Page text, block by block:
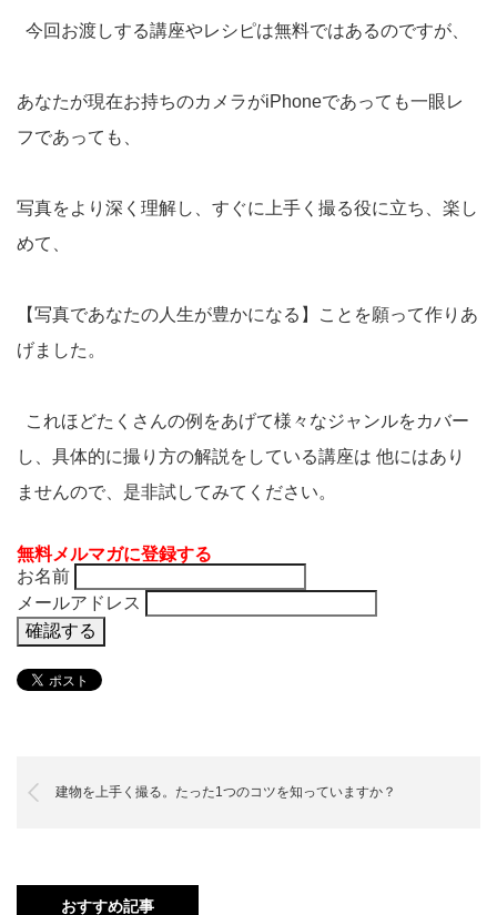
今回お渡しする講座やレシピは無料ではあるのですが、
あなたが現在お持ちのカメラがiPhoneであっても一眼レ
フであっても、
写真をより深く理解し、すぐに上手く撮る役に立ち、楽し
めて、
【写真であなたの人生が豊かになる】ことを願って作りあ
げました。
これほどたくさんの例をあげて様々なジャンルをカバー
し、具体的に撮り方の解説をしている講座は 他にはあり
ませんので、是非試してみてください。
無料メルマガに登録する
お名前
メールアドレス
建物を上手く撮る。たった1つのコツを知っていますか？
おすすめ記事